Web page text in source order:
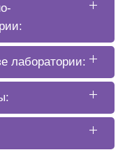
лаборатории: